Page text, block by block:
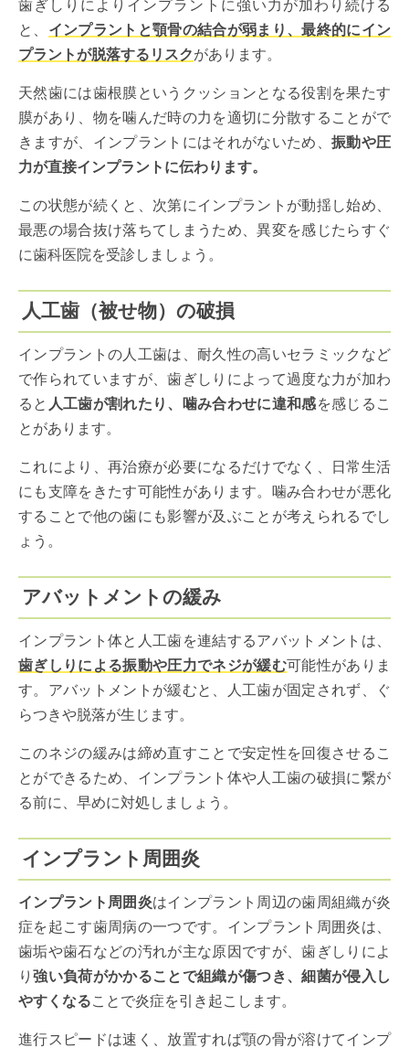
歯ぎしりによりインプラントに強い力が加わり続ける
と、 インプラントと顎骨の結合が弱まり、最終的にイン
プラントが脱落するリスクがあります。
天然歯には歯根膜というクッションとなる役割を果たす
膜があり、物を噛んだ時の力を適切に分散することがで
きますが、インプラントにはそれがないため、 振動や圧
力が直接インプラントに伝わります。
この状態が続くと、次第にインプラントが動揺し始め、
最悪の場合抜け落ちてしまうため、異変を感じたらすぐ
に歯科医院を受診しましょう。
人工歯（被せ物）の破損
インプラントの人工歯は、耐久性の高いセラミックなど
で作られていますが、歯ぎしりによって過度な力が加わ
ると 人工歯が割れたり、噛み合わせに違和感を感じるこ
とがあります。
これにより、再治療が必要になるだけでなく、日常生活
にも支障をきたす可能性があります。噛み合わせが悪化
することで他の歯にも影響が及ぶことが考えられるでし
ょう。
アバットメントの緩み
インプラント体と人工歯を連結するアバットメントは、
歯ぎしりによる振動や圧力でネジが緩む可能性がありま
す。アバットメントが緩むと、人工歯が固定されず、ぐ
らつきや脱落が生じます。
このネジの緩みは締め直すことで安定性を回復させるこ
とができるため、インプラント体や人工歯の破損に繋が
る前に、早めに対処しましょう。
インプラント周囲炎
インプラント周囲炎はインプラント周辺の歯周組織が炎
症を起こす歯周病の一つです。インプラント周囲炎は、
歯垢や歯石などの汚れが主な原因ですが、歯ぎしりによ
り強い負荷がかかることで組織が傷つき、細菌が侵入し
やすくなることで炎症を引き起こします。
進行スピードは速く、放置すれば顎の骨が溶けてインプ